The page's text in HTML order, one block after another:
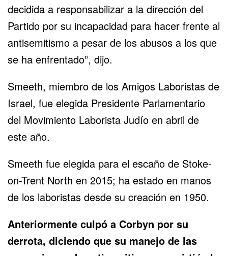
decidida a responsabilizar a la dirección del
Partido por su incapacidad para hacer frente al
antisemitismo a pesar de los abusos a los que
se ha enfrentado”, dijo.
Smeeth, miembro de los Amigos Laboristas de
Israel, fue elegida Presidente Parlamentario
del Movimiento Laborista Judío en abril de
este año.
Smeeth fue elegida para el escaño de Stoke-
on-Trent North en 2015; ha estado en manos
de los laboristas desde su creación en 1950.
Anteriormente culpó a Corbyn por su
derrota, diciendo que su manejo de las